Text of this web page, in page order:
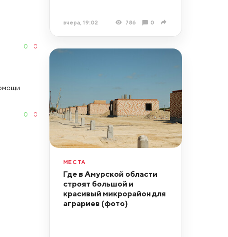
0 0
0 0
вчера, 19:02 786 0
МЕСТА
Где в Амурской области
строят большой и
красивый микрорайон для
аграриев (фото)